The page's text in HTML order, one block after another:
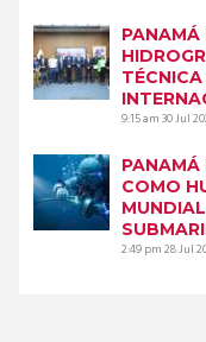
PANAMÁ
9:15 am30 Jul
PANAMÁ
COMO
2:49 pm28 Jul